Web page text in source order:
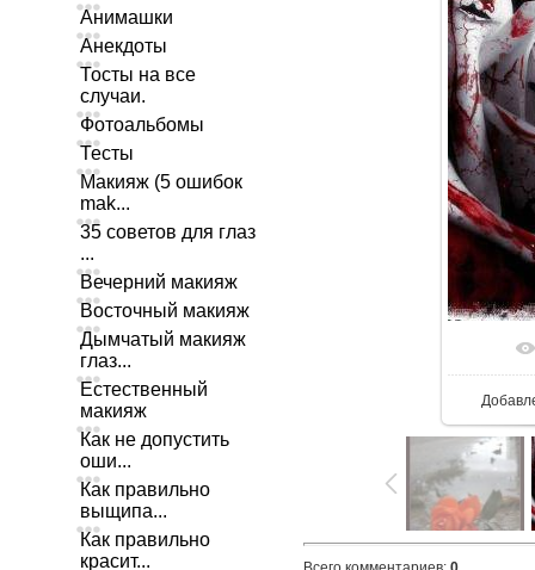
Анимашки
Анекдоты
Тосты на все
случаи.
Фотоальбомы
Тесты
Макияж (5 ошибок
mak...
35 советов для глаз
...
Вечерний макияж
Восточный макияж
Дымчатый макияж
глаз...
Естественный
макияж
Как не допустить
оши...
Как правильно
выщипа...
Как правильно
красит...